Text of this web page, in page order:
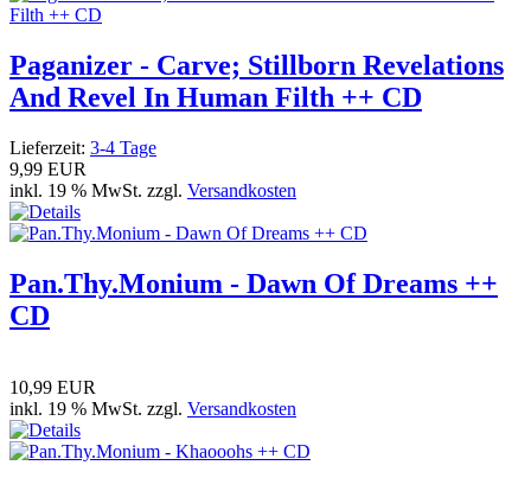
Paganizer - Carve; Stillborn Revelations
And Revel In Human Filth ++ CD
Lieferzeit: 3-4 Tage
9,99 EUR
inkl. 19 % MwSt. zzgl. Versandkosten
Pan.Thy.Monium - Dawn Of Dreams ++
CD
10,99 EUR
inkl. 19 % MwSt. zzgl. Versandkosten